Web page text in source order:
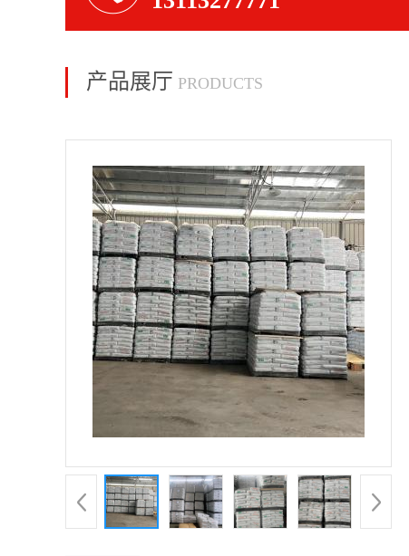
产品展厅 PRODUCTS